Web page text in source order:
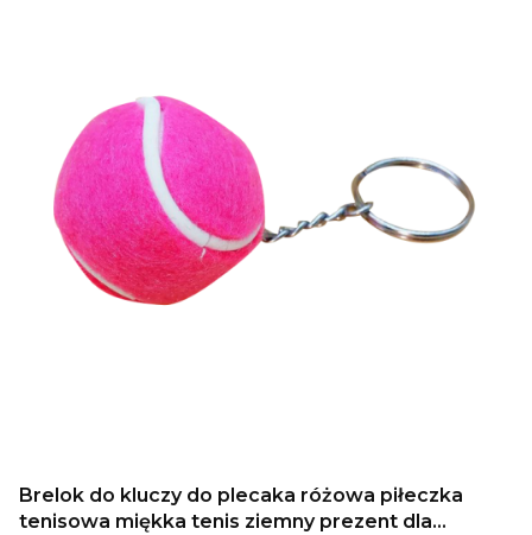
Brelok do kluczy do plecaka różowa piłeczka
tenisowa miękka tenis ziemny prezent dla